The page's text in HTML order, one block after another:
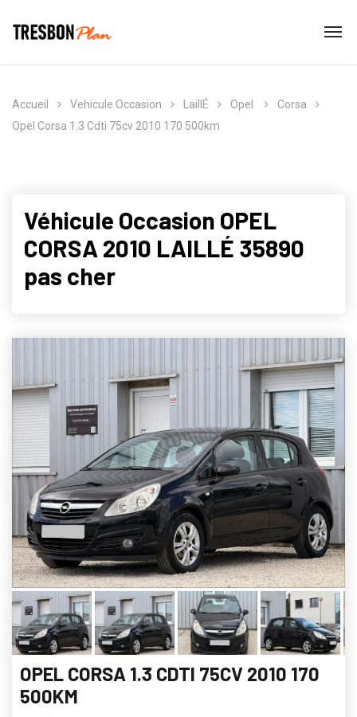
Accueil Vehicule Occasion LaillÉ Opel
Corsa
Opel Corsa 1.3 Cdti 75cv 2010 170 500km
Véhicule Occasion OPEL
CORSA 2010 LAILLÉ 35890
pas cher
OPEL CORSA 1.3 CDTI 75CV 2010 170
500KM